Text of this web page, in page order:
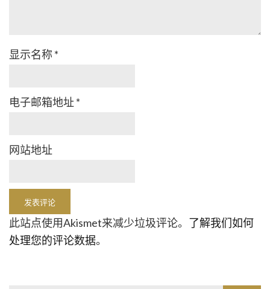
显示名称 *
电子邮箱地址 *
网站地址
此站点使用Akismet来减少垃圾评论。 了解我们如何
处理您的评论数据。